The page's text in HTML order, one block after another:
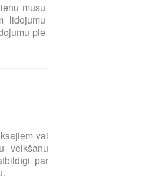
mūsu
lidojumu
pie
vai
veikšanu
par